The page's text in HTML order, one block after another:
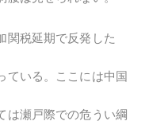
関税延期で反発した
ている。ここには中国
は瀬戸際での危うい綱